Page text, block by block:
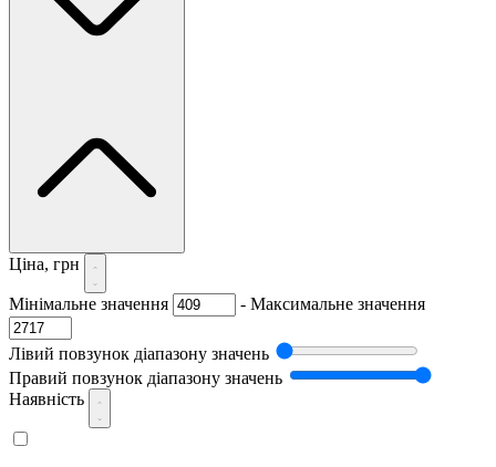
Ціна, грн
Мінімальне значення - Максимальне значення
Лівий повзунок діапазону значень
Правий повзунок діапазону значень
Наявність